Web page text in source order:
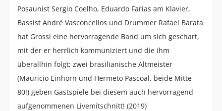
Posaunist Sergio Coelho, Eduardo Farias am Klavier,
Bassist André Vasconcellos und Drummer Rafael Barata
hat Grossi eine hervorragende Band um sich geschart,
mit der er herrlich kommuniziert und die ihm
überallhin folgt; zwei brasilianische Altmeister
(Mauricio Einhorn und Hermeto Pascoal, beide Mitte
80!) geben Gastspiele bei diesem auch hervorragend
aufgenommenen Livemitschnitt! (2019)